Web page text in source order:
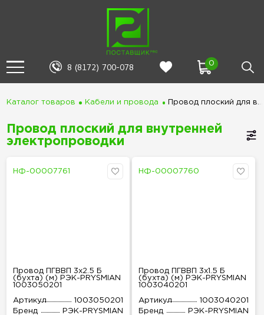
8 (8172) 700-078 0
Каталог товаров Кабели и провода Провод плоский для внутренней электропроводки
Провод плоский для внутренней
электропроводки
НФ-00007761
Провод ПГВВП 3х2.5 Б
(бухта) (м) РЭК-PRYSMIAN
1003050201
Артикул
1003050201
Бренд
РЭК-PRYSMIAN
НФ-00007760
Провод ПГВВП 3х1.5 Б
(бухта) (м) РЭК-PRYSMIAN
1003040201
Артикул
1003040201
Бренд
РЭК-PRYSMIAN